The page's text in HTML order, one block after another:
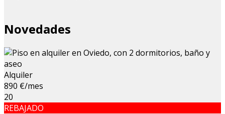
Novedades
Alquiler
890 €/mes
20
REBAJADO